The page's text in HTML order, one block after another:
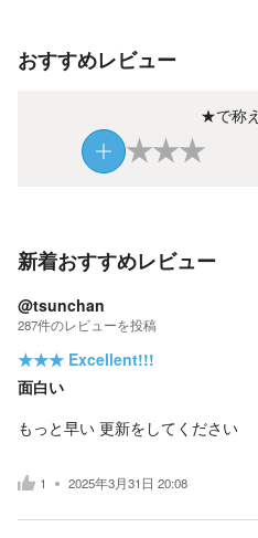
おすすめレビュー
★で称
★★★
新着おすすめレビュー
@tsunchan
287件のレビューを投稿
★★★ Excellent!!!
面白い
もっと早い 更新をしてください
1 2025年3月31日 20:08